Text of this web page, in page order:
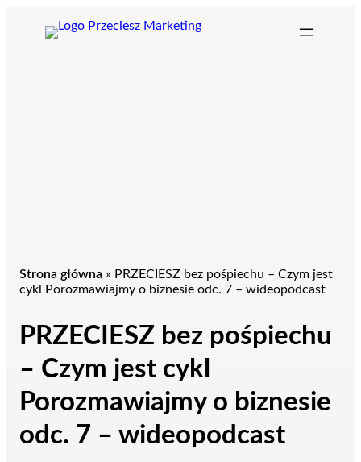
Strona główna » PRZECIESZ bez pośpiechu – Czym jest
cykl Porozmawiajmy o biznesie odc. 7 – wideopodcast
PRZECIESZ bez pośpiechu
– Czym jest cykl
Porozmawiajmy o biznesie
odc. 7 – wideopodcast